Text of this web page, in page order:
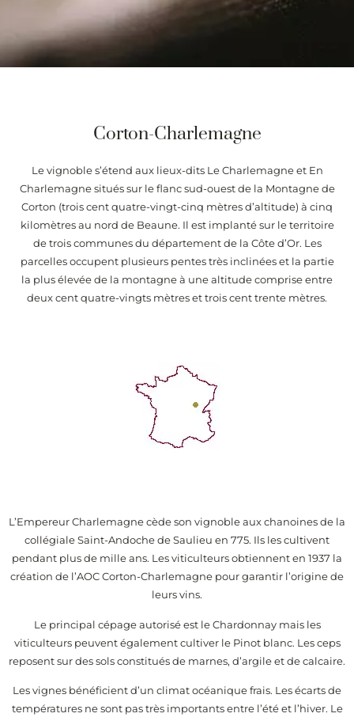
Corton-Charlemagne
Le vignoble s’étend aux lieux-dits Le Charlemagne et En
Charlemagne situés sur le flanc sud-ouest de la Montagne de
Corton (trois cent quatre-vingt-cinq mètres d’altitude) à cinq
kilomètres au nord de Beaune. Il est implanté sur le territoire
de trois communes du département de la Côte d’Or. Les
parcelles occupent plusieurs pentes très inclinées et la partie
la plus élevée de la montagne à une altitude comprise entre
deux cent quatre-vingts mètres et trois cent trente mètres.
L’Empereur Charlemagne cède son vignoble aux chanoines de la
collégiale Saint-Andoche de Saulieu en 775. Ils les cultivent
pendant plus de mille ans. Les viticulteurs obtiennent en 1937 la
création de l’AOC Corton-Charlemagne pour garantir l’origine de
leurs vins.
Le principal cépage autorisé est le Chardonnay mais les
viticulteurs peuvent également cultiver le Pinot blanc. Les ceps
reposent sur des sols constitués de marnes, d’argile et de calcaire.
Les vignes bénéficient d’un climat océanique frais. Les écarts de
températures ne sont pas très importants entre l’été et l’hiver. Le